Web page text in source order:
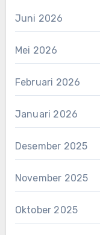
Juni 2026
Mei 2026
Februari 2026
Januari 2026
Desember 2025
November 2025
Oktober 2025